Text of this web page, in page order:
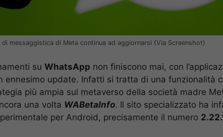
di messaggistica di Meta continua ad aggiornarsi (Via Screenshot)
su WhatsApp non finiscono mai, con
ennesimo update. Infatti si tratta di una funzionalità
più ampia sul metaverso della società madre
una volta WABetaInfo. Il sito specializzato ha
per Android, precisamente il numero